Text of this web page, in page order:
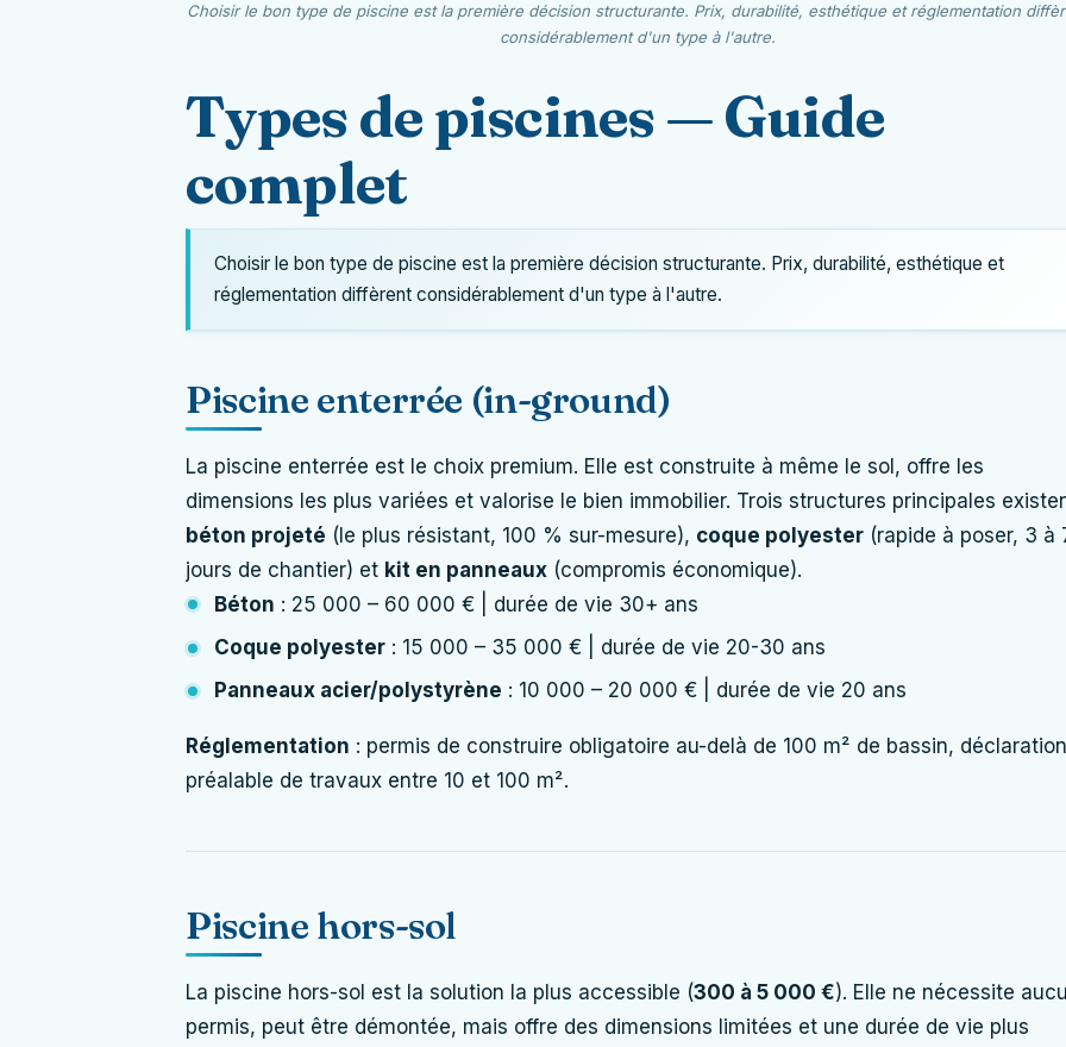
Choisir le bon type de piscine est la première décision structurante. Prix, durabilité, esthétique et réglementation
considérablement d'un type à l'autre.
Types de piscines — Guide
complet
Choisir le bon type de piscine est la première décision structurante. Prix, durabilité, esthétique et
réglementation diffèrent considérablement d'un type à l'autre.
Piscine enterrée (in-ground)
La piscine enterrée est le choix premium. Elle est construite à même le sol, offre les
dimensions les plus variées et valorise le bien immobilier. Trois structures principales
béton projeté (le plus résistant, 100 % sur-mesure), coque polyester (rapide à poser, 3 à
jours de chantier) et kit en panneaux (compromis économique).
Béton : 25 000 – 60 000 € | durée de vie 30+ ans
Coque polyester : 15 000 – 35 000 € | durée de vie 20-30 ans
Panneaux acier/polystyrène : 10 000 – 20 000 € | durée de vie 20 ans
Réglementation : permis de construire obligatoire au-delà de 100 m² de bassin, déclaration
préalable de travaux entre 10 et 100 m².
Piscine hors-sol
La piscine hors-sol est la solution la plus accessible (300 à 5 000 €). Elle ne nécessite
permis, peut être démontée, mais offre des dimensions limitées et une durée de vie plus